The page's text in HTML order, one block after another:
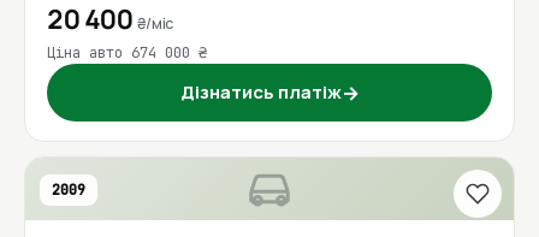
20 400 ₴/міс
Ціна авто 674 000 ₴
Дізнатись платіж→
2009